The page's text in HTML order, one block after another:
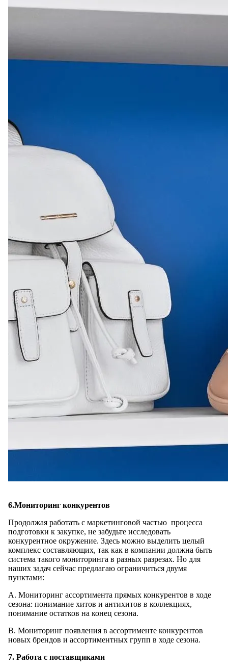
6.Мониторинг конкурентов
Продолжая работать с маркетинговой частью процесса
подготовки к закупке, не забудьте исследовать
конкурентное окружение. Здесь можно выделить целый
комплекс составляющих, так как в компании должна быть
система такого мониторинга в разных разрезах. Но для
наших задач сейчас предлагаю ограничиться двумя
пунктами:
A. Мониторинг ассортимента прямых конкурентов в ходе
сезона: понимание хитов и антихитов в коллекциях,
понимание остатков на конец сезона.
B. Мониторинг появления в ассортименте конкурентов
новых брендов и ассортиментных групп в ходе сезона.
7. Работа с поставщиками